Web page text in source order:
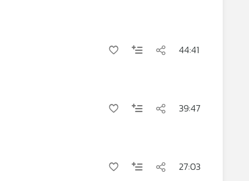
44:41
39:47
27:03